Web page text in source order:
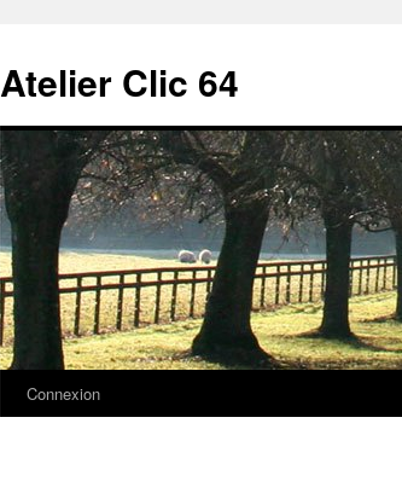
contenu
Atelier Clic 64
Connexion